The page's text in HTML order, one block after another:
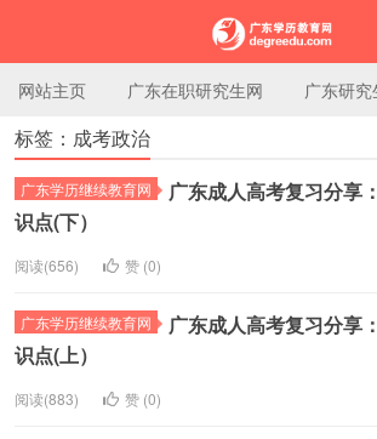
广东学历教育网
网站主页 广东在职研究生网 广东研
标签：成考政治
广东学历继续教育网
广东成人高考复习分享
识点(下）
阅读(656) 赞 (0)
广东学历继续教育网
广东成人高考复习分享
识点(上）
阅读(883) 赞 (0)